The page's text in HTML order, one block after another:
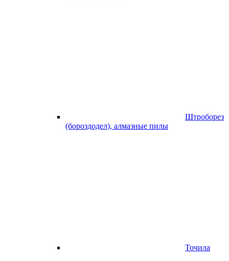
Штроборез
(бороздодел), алмазные пилы
Точила